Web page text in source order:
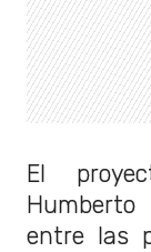
El
entre las